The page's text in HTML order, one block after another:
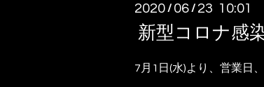
2020 / 06 / 23 10:01
新型コロナ感
7月1日(水)より、営業日